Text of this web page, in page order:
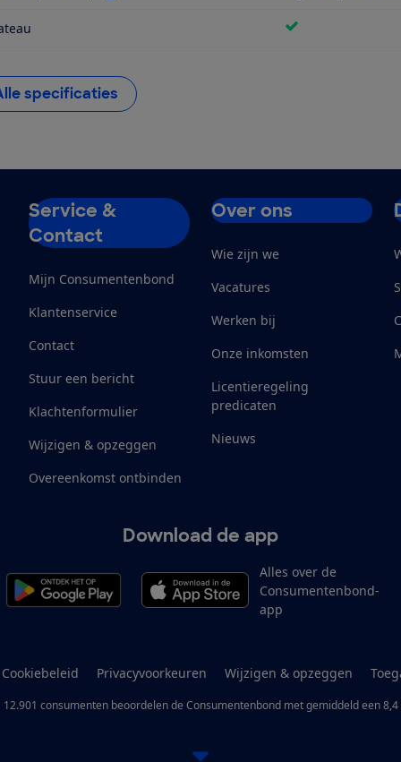
specificaties
Service &
Contact
Mijn Consumentenbond
Klantenservice
Contact
Stuur een bericht
Klachtenformulier
Wijzigen & opzeggen
Overeenkomst ontbinden
Over ons
Wie zijn we
Vacatures
Werken bij
Onze inkomsten
Licentieregeling
predicaten
Nieuws
Download de app
Alles over de
Consumentenbond-
app
Cookiebeleid Privacyvoorkeuren Wijzigen & opzeggen
12.901 consumenten beoordelen de Consumentenbondmet gemiddeld een 8,4